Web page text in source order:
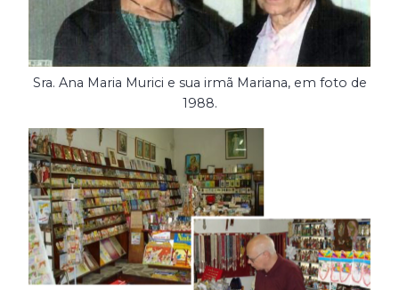
Sra. Ana Maria Murici e sua irmã Mariana, em foto de
1988.